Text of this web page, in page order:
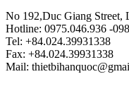
No 192,Duc Giang
Hotline: 0975.046.936 -
Tel: +84.024.39931338
Fax: +84.024.39931338
Mail: